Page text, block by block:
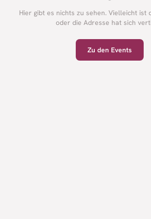
Hier gibt es nichts zu sehen. Vielleicht ist
oder die Adresse hat sich
Zu den Events